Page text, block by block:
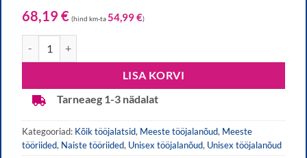
68,19 € (hind km-ta 54,99€)
LISA KORVI
Tarneaeg 1-3 nädalat
Kategooriad: Kõik tööjalatsid, Meeste tööjalanõud, Meeste
tööriided, Naiste tööriided, Unisex tööjalanõud, Unisex tööjalanõud